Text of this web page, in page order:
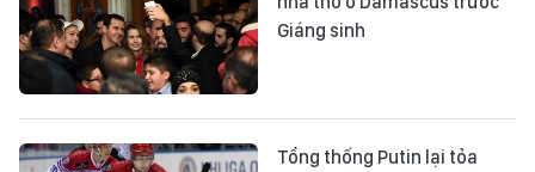
Giáng sinh
Tổng thống Putin lại tỏa